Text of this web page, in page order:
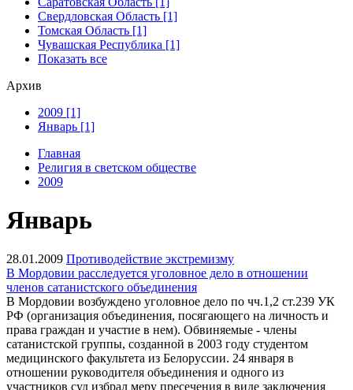
Свердловская Область [1]
Томская Область [1]
Чувашская Республика [1]
Показать все
Архив
2009 [1]
Январь [1]
Главная
Религия в светском обществе
2009
Январь
28.01.2009 Противодействие экстремизму
В Мордовии расследуется уголовное дело в отношении
членов сатанистского объединения
В Мордовии возбуждено уголовное дело по чч.1,2 ст.239 УК
РФ (организация объединения, посягающего на личность и
права граждан и участие в нем). Обвиняемые - члены
сатанистской группы, созданной в 2003 году студентом
медицинского факультета из Белоруссии. 24 января в
отношении руководителя объединения и одного из
участников суд избрал меру пресечения в виде заключения